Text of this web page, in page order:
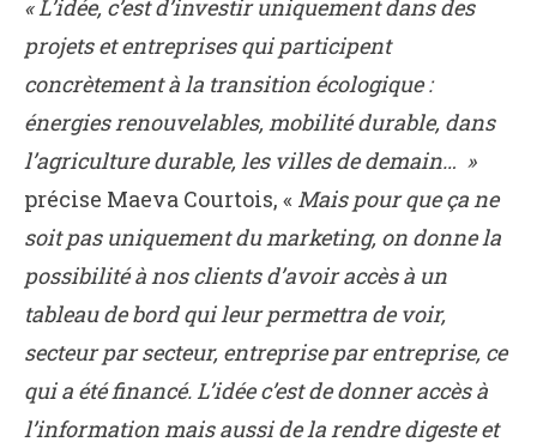
« L’idée, c’est d’investir uniquement dans des
projets et entreprises qui participent
concrètement à la transition écologique :
énergies renouvelables, mobilité durable, dans
l’agriculture durable, les villes de demain… »
précise Maeva Courtois, « Mais pour que ça ne
soit pas uniquement du marketing, on donne la
possibilité à nos clients d’avoir accès à un
tableau de bord qui leur permettra de voir,
secteur par secteur, entreprise par entreprise, ce
qui a été financé. L’idée c’est de donner accès à
l’information mais aussi de la rendre digeste et